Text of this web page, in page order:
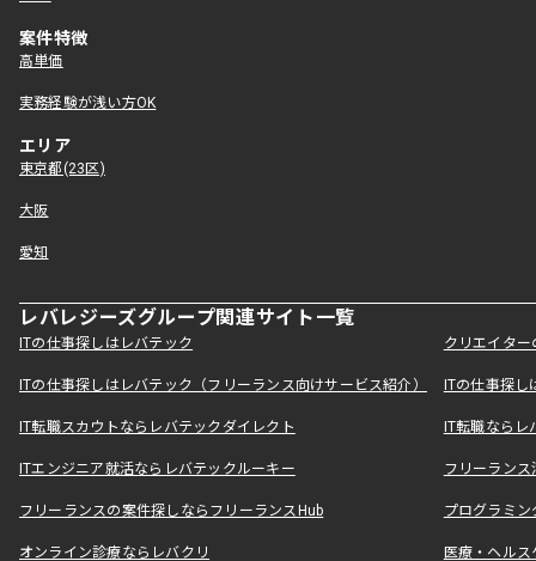
案件特徴
高単価
実務経験が浅い方OK
エリア
東京都(23区)
大阪
愛知
レバレジーズグループ関連サイト一覧
ITの仕事探しはレバテック クリエイタ
ITの仕事探しはレバテック（フリーランス向けサービス紹介） ITの仕事探
IT転職スカウトならレバテックダイレクト IT転職なら
ITエンジニア就活ならレバテックルーキー フリーラン
フリーランスの案件探しならフリーランスHub プログラミ
オンライン診療ならレバクリ 医療・ヘル